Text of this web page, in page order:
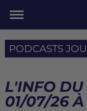
PODCASTS
L'INFO
01/07/26